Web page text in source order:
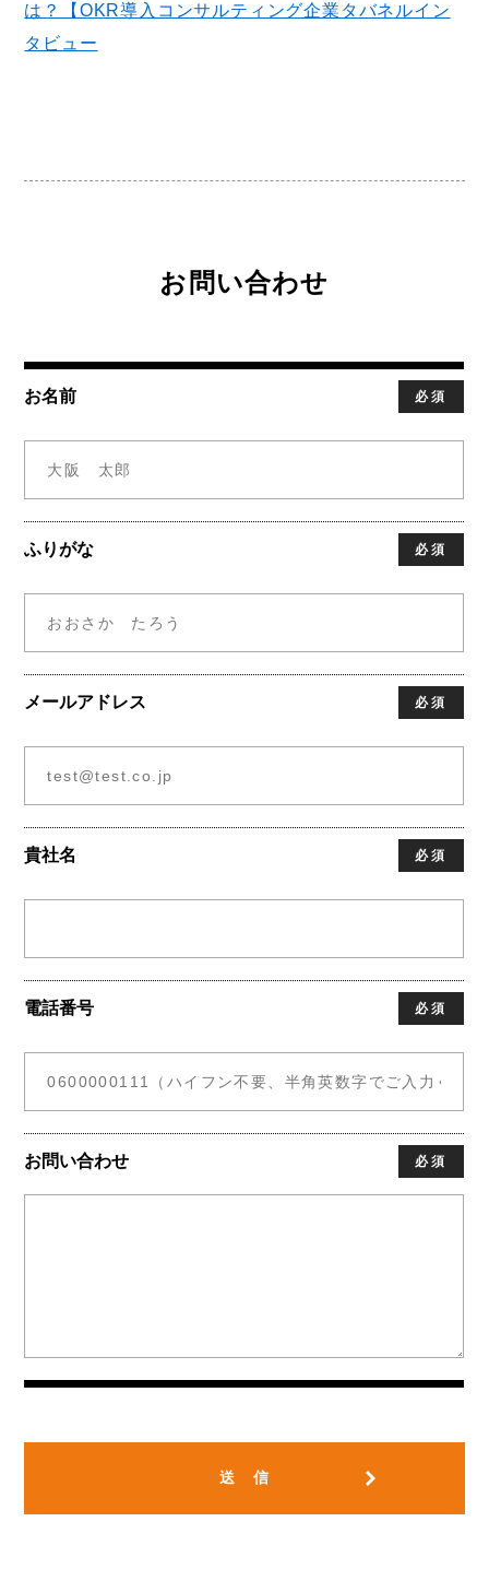
は？【OKR導入コンサルティング企業タバネルイン
タビュー
お問い合わせ
お名前 必須
ふりがな 必須
メールアドレス 必須
貴社名 必須
電話番号 必須
お問い合わせ 必須